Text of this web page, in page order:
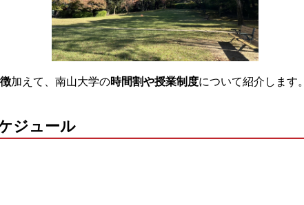
加えて、 南山大学の時間割や授業制度について紹介します。
ジュール